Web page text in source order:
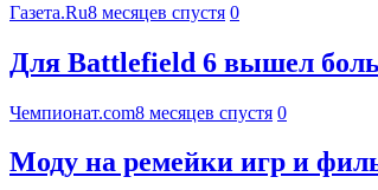
Газета.Ru8 месяцев спустя 0
Для Battlefield 6 вышел
Чемпионат.com8 месяцев спустя 0
Моду на ремейки игр и